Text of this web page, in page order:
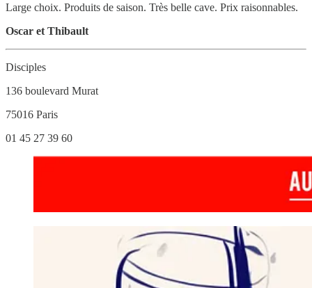
Large choix. Produits de saison. Très belle cave. Prix raisonnables.
Oscar et Thibault
Disciples
136 boulevard Murat
75016 Paris
01 45 27 39 60